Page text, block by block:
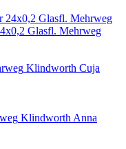
Glasfl. Mehrweg
Klindworth Cuja
Klindworth Anna